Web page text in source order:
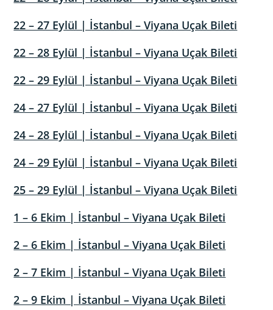
22 – 27 Eylül | İstanbul – Viyana Uçak Bileti
22 – 28 Eylül | İstanbul – Viyana Uçak Bileti
22 – 29 Eylül | İstanbul – Viyana Uçak Bileti
24 – 27 Eylül | İstanbul – Viyana Uçak Bileti
24 – 28 Eylül | İstanbul – Viyana Uçak Bileti
24 – 29 Eylül | İstanbul – Viyana Uçak Bileti
25 – 29 Eylül | İstanbul – Viyana Uçak Bileti
1 – 6 Ekim | İstanbul – Viyana Uçak Bileti
2 – 6 Ekim | İstanbul – Viyana Uçak Bileti
2 – 7 Ekim | İstanbul – Viyana Uçak Bileti
2 – 9 Ekim | İstanbul – Viyana Uçak Bileti